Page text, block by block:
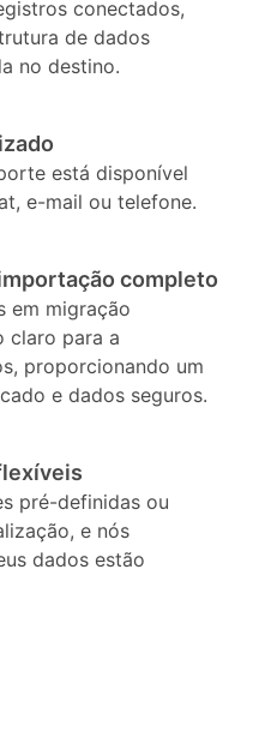
conectados,
de dados
no destino.
está disponível
e-mail ou telefone.
completo
em migração
claro para a
proporcionando um
e dados seguros.
pré-definidas ou
e nós
dados estão